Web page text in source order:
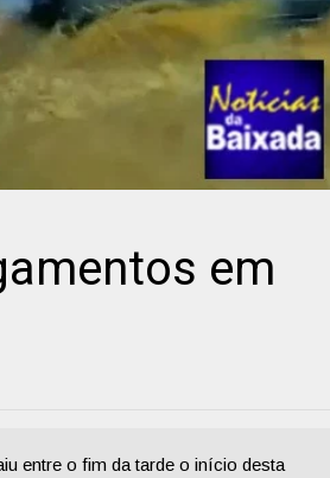
em
entre o fim da tarde o início desta